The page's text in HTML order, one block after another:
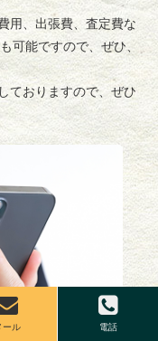
ール 電話
用、出張費、査定費な
可能ですので、ぜひ、
ておりますので、ぜひ